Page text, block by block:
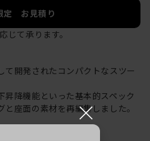
定 お見積り
じて承ります。
て開発されたコンパクトなスツー
昇降機能といった基本的スペック
座面の素材を再編集しました。
×